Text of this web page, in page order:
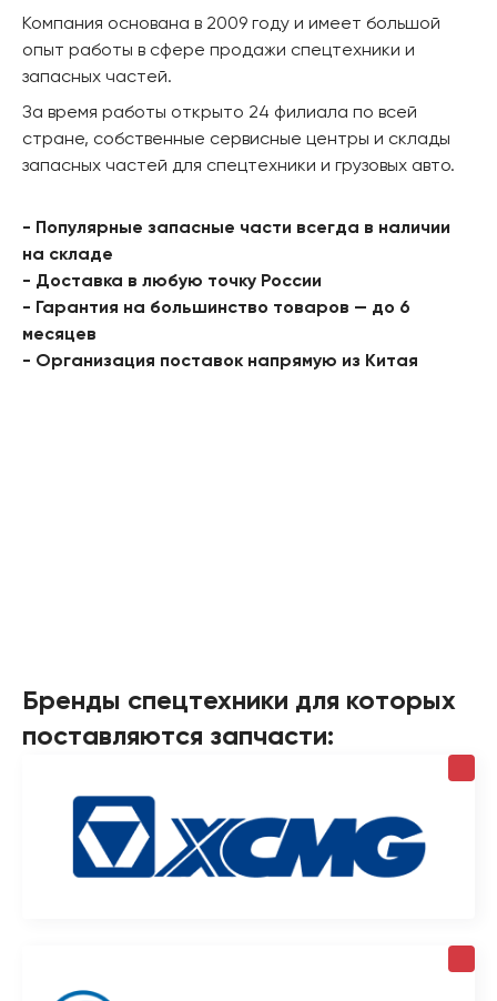
Компания основана в 2009 году и имеет большой
опыт работы в сфере продажи спецтехники и
запасных частей.
За время работы открыто 24 филиала по всей
стране, собственные сервисные центры и склады
запасных частей для спецтехники и грузовых авто.
- Популярные запасные части всегда в наличии
на складе
- Доставка в любую точку России
- Гарантия на большинство товаров — до 6
месяцев
- Организация поставок напрямую из Китая
Бренды спецтехники для которых
поставляются запчасти: